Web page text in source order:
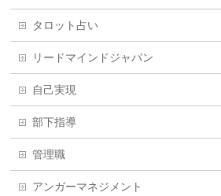
タロット占い
リードマインドジャパン
自己実現
部下指導
管理職
アンガーマネジメント